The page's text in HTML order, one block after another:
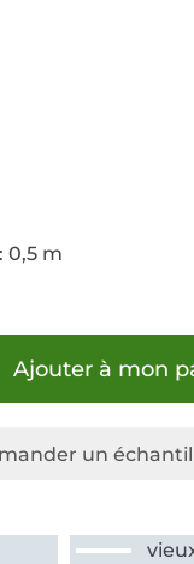
0,5 m
Ajouter à mon